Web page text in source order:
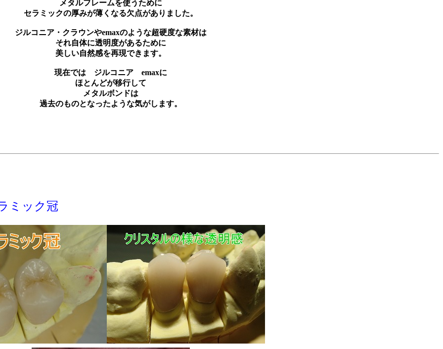
メタルフレームを使うために
セラミックの厚みが薄くなる欠点がありました。
ジルコニア・クラウンやemaxのような超硬度な素材は
それ自体に透明度があるために
美しい自然感を再現できます。
現在では ジルコニア emaxに
ほとんどが移行して
メタルボンドは
過去のものとなったような気がします。
ミック冠